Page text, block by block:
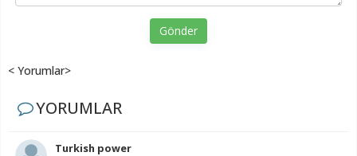
Gönder
< Yorumlar>
YORUMLAR
Turkish power